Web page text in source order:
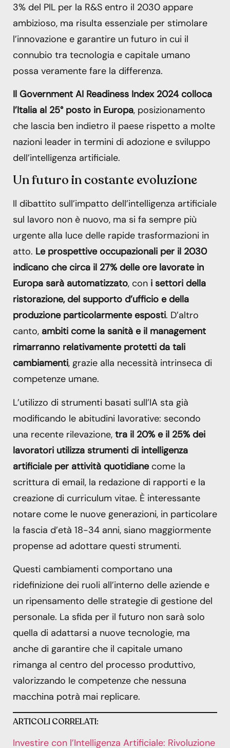
3% del PIL per la R&S entro il 2030 appare
ambizioso, ma risulta essenziale per stimolare
l’innovazione e garantire un futuro in cui il
connubio tra tecnologia e capitale umano
possa veramente fare la differenza.
Il Government AI Readiness Index 2024 colloca
l’Italia al 25° posto in Europa, posizionamento
che lascia ben indietro il paese rispetto a molte
nazioni leader in termini di adozione e sviluppo
dell’intelligenza artificiale.
Un futuro in costante evoluzione
Il dibattito sull’impatto dell’intelligenza artificiale
sul lavoro non è nuovo, ma si fa sempre più
urgente alla luce delle rapide trasformazioni in
atto. Le prospettive occupazionali per il 2030
indicano che circa il 27% delle ore lavorate in
Europa sarà automatizzato, con i settori della
ristorazione, del supporto d’ufficio e della
produzione particolarmente esposti. D’altro
canto, ambiti come la sanità e il management
rimarranno relativamente protetti da tali
cambiamenti, grazie alla necessità intrinseca di
competenze umane.
L’utilizzo di strumenti basati sull’IA sta già
modificando le abitudini lavorative: secondo
una recente rilevazione, tra il 20% e il 25% dei
lavoratori utilizza strumenti di intelligenza
artificiale per attività quotidianecome la
scrittura di email, la redazione di rapporti e la
creazione di curriculum vitae. È interessante
notare come le nuove generazioni, in particolare
la fascia d’età 18-34 anni, siano maggiormente
propense ad adottare questi strumenti.
Questi cambiamenti comportano una
ridefinizione dei ruoli all’interno delle aziende e
un ripensamento delle strategie di gestione del
personale. La sfida per il futuro non sarà solo
quella di adattarsi a nuove tecnologie, ma
anche di garantire che il capitale umano
rimanga al centro del processo produttivo,
valorizzando le competenze che nessuna
macchina potrà mai replicare.
ARTICOLI CORRELATI:
Investire con l’Intelligenza Artificiale: Rivoluzione